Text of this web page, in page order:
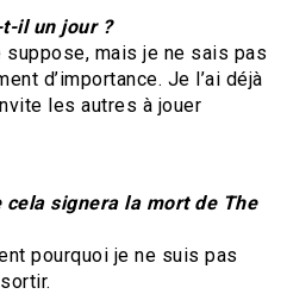
il un jour ?
suppose, mais je ne sais pas
d’importance. Je l’ai déjà
les autres à jouer
cela signera la mort de The
pourquoi je ne suis pas